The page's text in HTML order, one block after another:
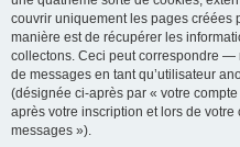
couvrir uniquement les pages créées
manière est de récupérer les
collectons. Ceci peut correspondre
de messages en tant qu’utilisateur
(désignée ci-après par « votre
après votre inscription et lors de
messages »).